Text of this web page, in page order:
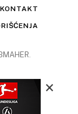
KONTAKT
×